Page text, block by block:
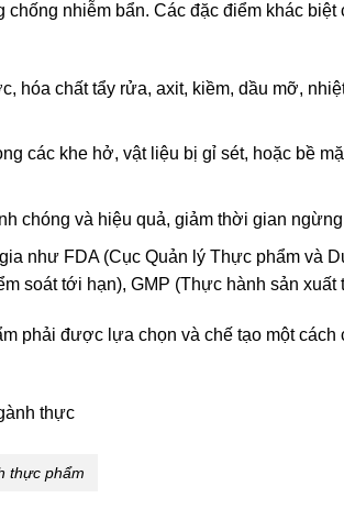
nhiễm bẩn. Các đặc điểm khác biệt
hóa chất tẩy rửa, axit, kiềm, dầu mỡ,
các khe hở, vật liệu bị gỉ sét, hoặc bề
chóng và hiệu quả, giảm thời gian ngừng
như FDA (Cục Quản lý Thực phẩm và
soát tới hạn), GMP (Thực hành sản xuất
phải được lựa chọn và chế tạo một cách
thực phẩm